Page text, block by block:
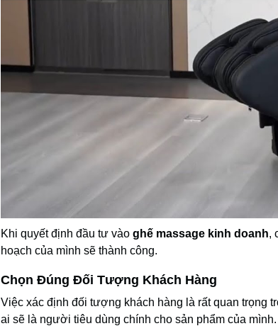
Khi quyết định đầu tư vào ghế massage kinh doanh,
hoạch của mình sẽ thành công.
Chọn Đúng Đối Tượng Khách Hàng
Việc xác định đối tượng khách hàng là rất quan trọng
ai sẽ là người tiêu dùng chính cho sản phẩm của